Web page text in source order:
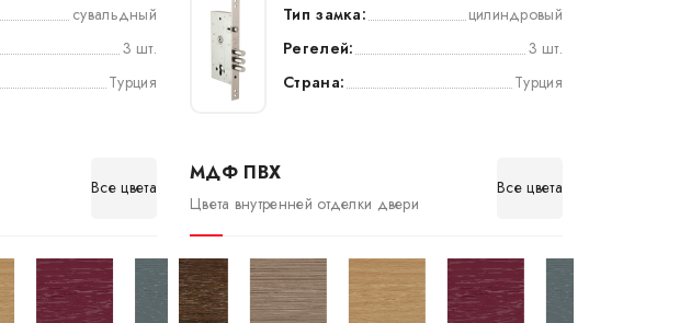
сувальдный
3 шт.
Турция
Тип замка:
цилиндровый
Регелей:
3 шт.
Страна:
Турция
Все цвета
МДФ ПВХ
Цвета внутренней отделки двери
Все цвета